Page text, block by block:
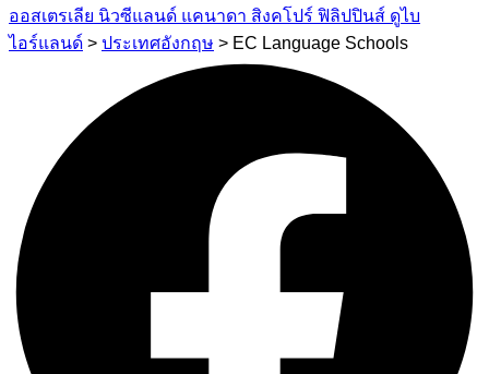
ออสเตรเลีย นิวซีแลนด์ แคนาดา สิงคโปร์ ฟิลิปปินส์ ดูไบ
ไอร์แลนด์ > ประเทศอังกฤษ > EC Language Schools